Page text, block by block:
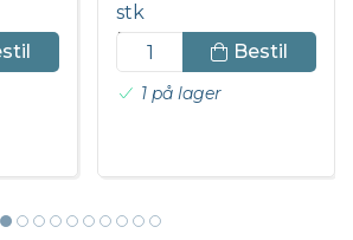
stk
DKK 332,18 inkl. moms
Bestil
1 på lager